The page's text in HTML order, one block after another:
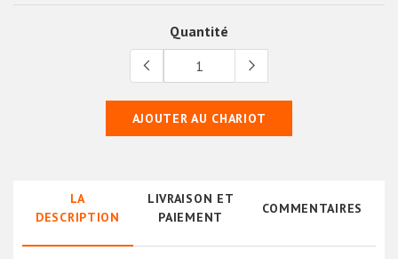
Quantité
AJOUTER AU CHARIOT
LA
DESCRIPTION
LIVRAISON ET
PAIEMENT
COMMENTAIRES